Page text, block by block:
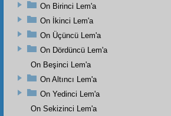
On Birinci Lem'a
On İkinci Lem'a
On Üçüncü Lem'a
On Dördüncü Lem'a
On Beşinci Lem'a
On Altıncı Lem'a
On Yedinci Lem'a
On Sekizinci Lem'a